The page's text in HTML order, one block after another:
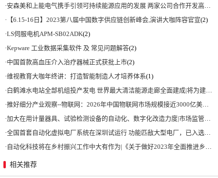
·安森美和上能电气携手引领可持续能源应用的发展 两家公司合作开发高性能储能和太阳能组串式逆变器方案 以实现可持续的未来
· 【6.15-16日】2023第八届中国数字供应链创新峰会,演讲大咖阵容官宣(2)
·LS伺服电机APM-SB02ADK(2)
·Kepware 工业数据采集软件 及 常见问题解答(2)
·中国首款高血压介入治疗器械正式获批上市(2)
·维视教育大咖年终讲：打造智能制造人才培养体系(1)
·白鹤滩水电站全部机组投产发电 世界最大清洁能源走廊全面建成|将为建设新型能源体系、保障国家能源安全、实现“双碳”目标提供有力支撑
·推好细分产业观察--物联网：2026年中国物联网市场规模接近3000亿美元 智慧工厂、智慧城市、智慧电网等将占60%以上
·加大在用计量器具、试验检测设备的自动化、数字化改造力度|市场监管总局 工业和信息化部 关于促进企业计量能力提升的指导意见
·全国首套自动化虚拟电厂系统在深圳试运行 功能匹敌大型电厂，已入选国际典型案例
· 自动化科技将在乡村振兴工作中大有作为|《关于做好2023年全面推进乡村振兴重点工作的意见》发布
相关推荐